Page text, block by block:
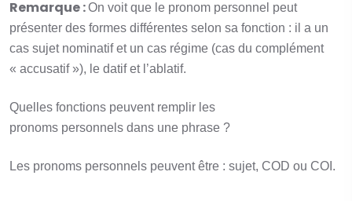
Remarque :On voit que le pronom personnel peut
présenter des formes différentes selon sa fonction : il a un
cas sujet nominatif et un cas régime (cas du complément
« accusatif »), le datif et l’ablatif.
Quelles fonctions peuvent remplir les
pronoms personnels dans une phrase ?
Les pronoms personnels peuvent être : sujet, COD ou COI.